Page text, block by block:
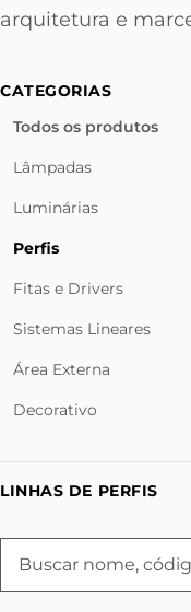
arquitetura e
CATEGORIAS
Todos os produtos
Lâmpadas
Luminárias
Perfis
Fitas e Drivers
Sistemas Lineares
Área Externa
Decorativo
LINHAS DE PERFIS